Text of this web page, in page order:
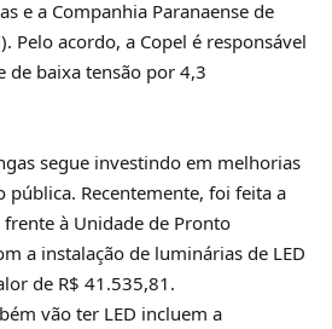
e a Companhia Paranaense de
Pelo acordo, a Copel é responsável
de baixa tensão por 4,3
segue investindo em melhorias
pública. Recentemente, foi feita a
à Unidade de Pronto
a instalação de luminárias de LED
de R$ 41.535,81.
vão ter LED incluem a